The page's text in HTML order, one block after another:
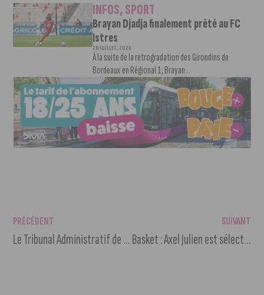
INFOS,SPORT
Brayan Djadja finalement prêté au FC
Istres
28 JUILLET, 2026
À la suite de la rétrogradation des Girondins de
Bordeaux en Régional 1, Brayan...
PRÉCÉDENT
Le Tribunal Administratif de Dijon annule l’augmentation de 9% des tarifs Divia
SUIVANT
Basket : Axel Julien est sélectionné dans l’équipe des All Stars français